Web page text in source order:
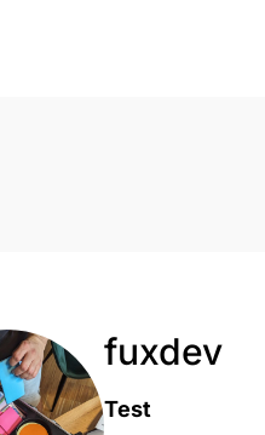
fuxdev
Test